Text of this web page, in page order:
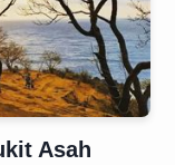
Asah